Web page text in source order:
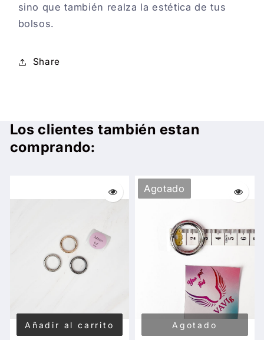
sino que también realza la estética de tus
bolsos.
Share
Los clientes también estan
comprando:
Añadir al carrito
Agotado
Agotado